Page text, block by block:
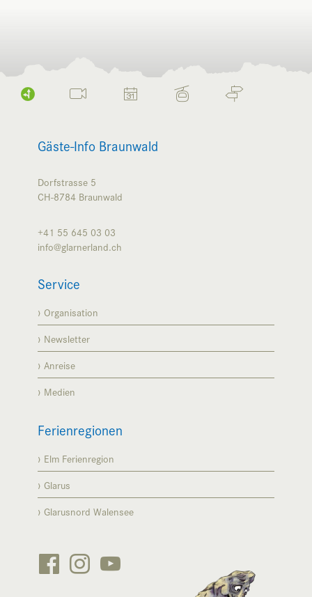
Gäste-Info Braunwald
Dorfstrasse 5
CH-8784 Braunwald
+41 55 645 03 03
info@glarnerland.ch
Service
Organisation
Newsletter
Anreise
Medien
Ferienregionen
Elm Ferienregion
Glarus
Glarusnord Walensee

 